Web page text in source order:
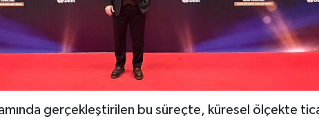
gerçekleştirilen bu süreçte, küresel ölçekte